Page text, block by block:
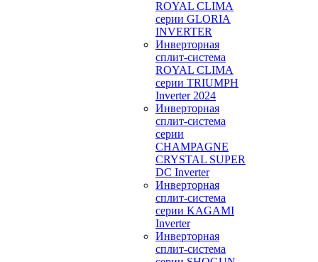
ROYAL CLIMA
серии GLORIA
INVERTER
Инверторная
сплит-система
ROYAL CLIMA
серии TRIUMPH
Inverter 2024
Инверторная
сплит-система
серии
CHAMPAGNE
CRYSTAL SUPER
DC Inverter
Инверторная
сплит-система
серии KAGAMI
Inverter
Инверторная
сплит-система